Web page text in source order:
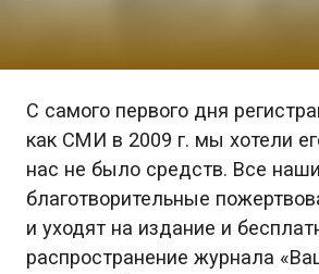
С самого первого дня
как СМИ в 2009 г. мы хотели
нас не было средств. Все
благотворительные
и уходят на издание и
распространение журнала